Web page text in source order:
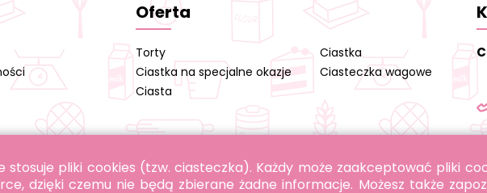
Oferta
Torty
Ciastka na specjalne okazje
Ciasta
Ciastka
Ciasteczka wagowe
stosuje pliki cookies (tzw. ciasteczka). Każdy może zaakceptować pliki
dzięki czemu nie będą zbierane żadne informacje. Możesz także